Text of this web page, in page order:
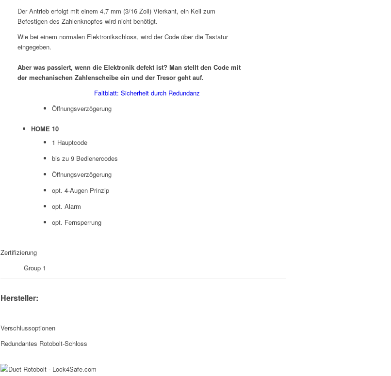
Der Antrieb erfolgt mit einem 4,7 mm (3/16 Zoll) Vierkant, ein Keil zum
Befestigen des Zahlenknopfes wird nicht benötigt.
Wie bei einem normalen Elektronikschloss, wird der Code über die Tastatur
eingegeben.
Aber was passiert, wenn die Elektronik defekt ist? Man stellt den Code mit
der mechanischen Zahlenscheibe ein und der Tresor geht auf.
Faltblatt: Sicherheit durch Redundanz
Öffnungsverzögerung
HOME 10
1 Hauptcode
bis zu 9 Bedienercodes
Öffnungsverzögerung
opt. 4-Augen Prinzip
opt. Alarm
opt. Fernsperrung
Zertifizierung
Group 1
Hersteller:
Verschlussoptionen
Redundantes Rotobolt-Schloss